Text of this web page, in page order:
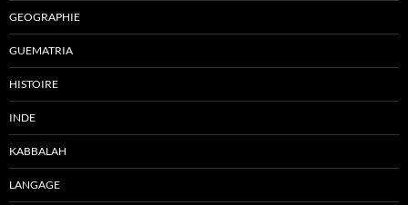
GEOGRAPHIE
GUEMATRIA
HISTOIRE
INDE
KABBALAH
LANGAGE